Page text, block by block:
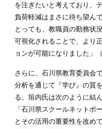
を注ぎたいと考えており、
負荷軽減はまさに待ち望ん
とっても、教職員の勤務状
可視化されることで、より
ョンが可能になりました」
さらに、石川県教育委員会
分析を通じて『学び』の質
る。垣内氏は次のように結ん
「石川県スクールネットポ
とその活用の重要性を改め